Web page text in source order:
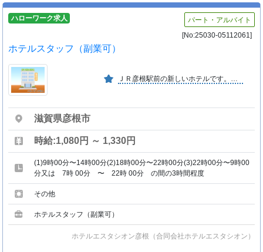
ハローワーク求人
パート・アルバイト
[No:25030-05112061]
ホテルスタッフ（副業可）
ＪＲ彦根駅前の新しいホテルです。アットホームできれいな働きやすい職場です。
滋賀県彦根市
時給:1,080円 ～ 1,330円
(1)9時00分〜14時00分(2)18時00分〜22時00分(3)22時00分〜9時00
分又は 7時 00分 〜 22時 00分 の間の3時間程度
その他
ホテルスタッフ（副業可）
ホテルエスタシオン彦根（合同会社ホテルエスタシオン）